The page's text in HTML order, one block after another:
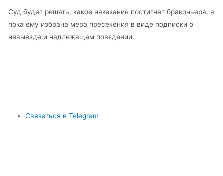
Суд будет решать, какое наказание постигнет браконьера, а
пока ему избрана мера пресечения в виде подписки о
невыезде и надлежащем поведении.
Связаться в Telegram